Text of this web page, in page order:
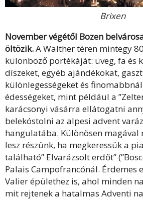
Brixen
November végétől Bozen
öltözik.A Walther téren mintegy
különböző portékáját: üveg, fa és
díszeket, egyéb ajándékokat,
különlegességeket és
édességeket, mint például a
karácsonyi vásárra ellátogatni
belekóstolni az alpesi advent
hangulatába. Különösen magával
lesz részünk, ha megkeressük a
található” Elvarázsolt erdőt”
Palais Campofrancónál. Érdemes
Valier épülethez is, ahol minden
mit rejtenek a hatalmas Adventi